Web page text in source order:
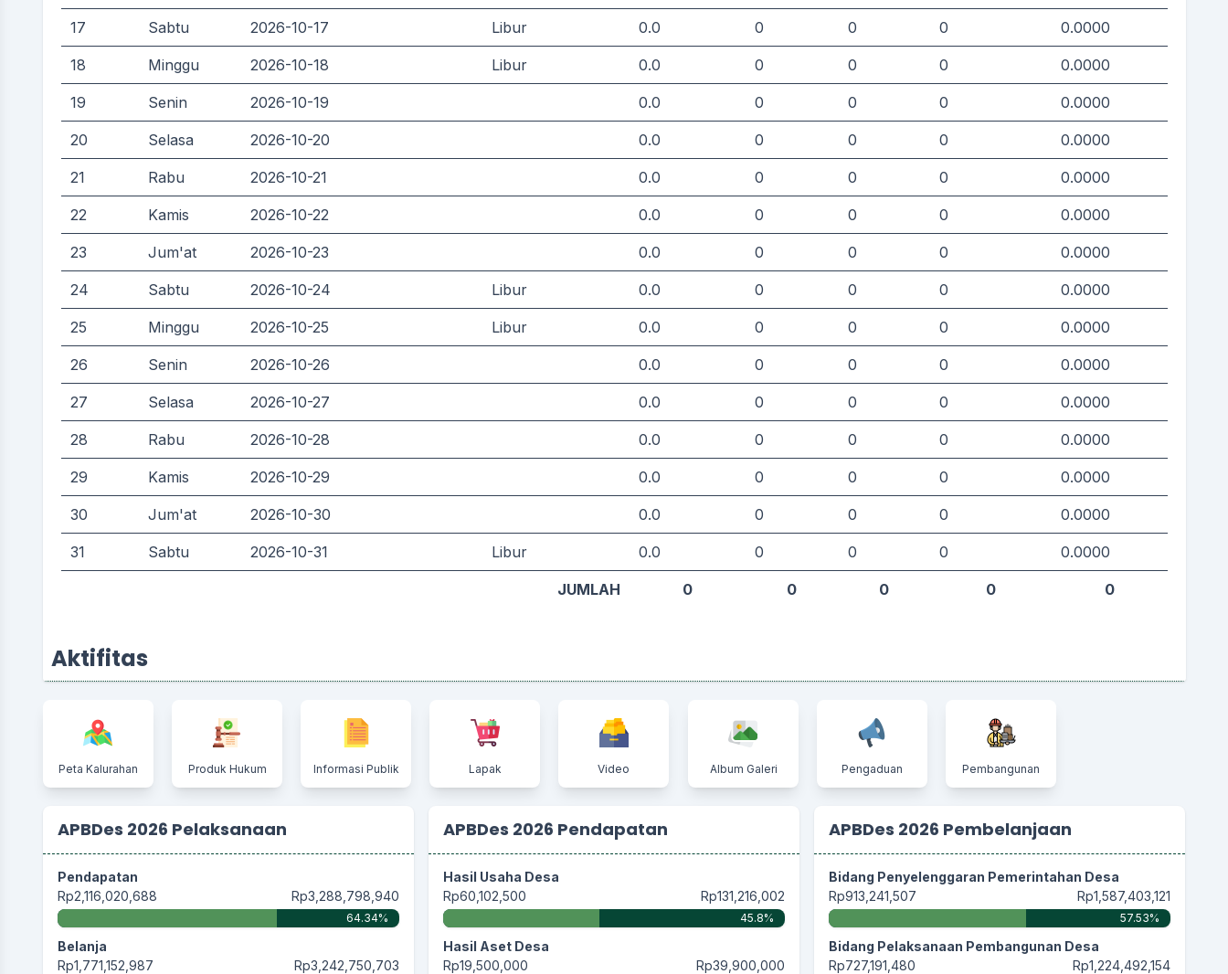
17 Sabtu 2026-10-17 Libur 0.0 0 0 0 0.0000
18 Minggu 2026-10-18 Libur 0.0 0 0 0 0.0000
19 Senin 2026-10-19 0.0 0 0 0 0.0000
20 Selasa 2026-10-20 0.0 0 0 0 0.0000
21 Rabu 2026-10-21 0.0 0 0 0 0.0000
22 Kamis 2026-10-22 0.0 0 0 0 0.0000
23 Jum'at 2026-10-23 0.0 0 0 0 0.0000
24 Sabtu 2026-10-24 Libur 0.0 0 0 0 0.0000
25 Minggu 2026-10-25 Libur 0.0 0 0 0 0.0000
26 Senin 2026-10-26 0.0 0 0 0 0.0000
27 Selasa 2026-10-27 0.0 0 0 0 0.0000
28 Rabu 2026-10-28 0.0 0 0 0 0.0000
29 Kamis 2026-10-29 0.0 0 0 0 0.0000
30 Jum'at 2026-10-30 0.0 0 0 0 0.0000
31 Sabtu 2026-10-31 Libur 0.0 0 0 0 0.0000
JUMLAH 0 0 0 0 0
Aktifitas
Peta Kalurahan Produk Hukum Informasi Publik Lapak Video Album Galeri Pengaduan Pembangunan
APBDes 2026 Pelaksanaan
Pendapatan
Rp2,116,020,688
Rp3,288,798,940
64.34%
Belanja
Rp1,771,152,987
Rp3,242,750,703
APBDes 2026 Pendapatan
Hasil Usaha Desa
Rp60,102,500
Rp131,216,002
45.8%
Hasil Aset Desa
Rp19,500,000
Rp39,900,000
APBDes 2026 Pembelanjaan
Bidang Penyelenggaran Pemerintahan Desa
Rp913,241,507
Rp1,587,403,121
57.53%
Bidang Pelaksanaan Pembangunan Desa
Rp727,191,480
Rp1,224,492,154